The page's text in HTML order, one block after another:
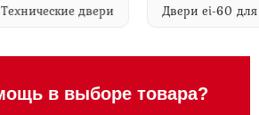
Технические двери Двери ei-60
в выборе товара?